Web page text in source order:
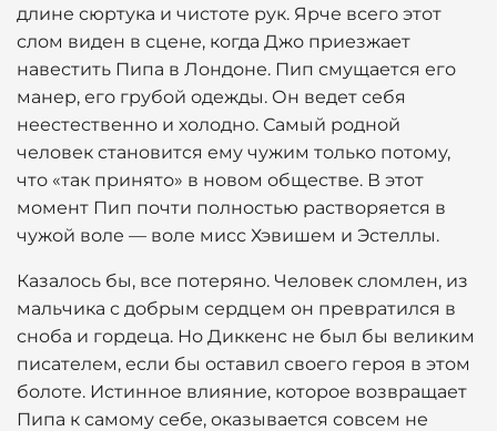
длине сюртука и чистоте рук. Ярче всего этот
слом виден в сцене, когда Джо приезжает
навестить Пипа в Лондоне. Пип смущается его
манер, его грубой одежды. Он ведет себя
неестественно и холодно. Самый родной
человек становится ему чужим только потому,
что «так принято» в новом обществе. В этот
момент Пип почти полностью растворяется в
чужой воле — воле мисс Хэвишем и Эстеллы.
Казалось бы, все потеряно. Человек сломлен, из
мальчика с добрым сердцем он превратился в
сноба и гордеца. Но Диккенс не был бы великим
писателем, если бы оставил своего героя в этом
болоте. Истинное влияние, которое возвращает
Пипа к самому себе, оказывается совсем не